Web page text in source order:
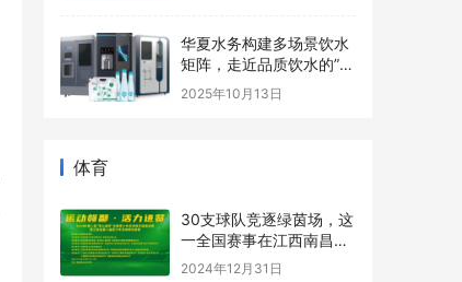
华夏水务构建多场景饮水
矩阵，走近品质饮水的”最
后一米“
2025年10月13日
体育
30支球队竞逐绿茵场，这
一全国赛事在江西南昌进
贤县开赛
2024年12月31日